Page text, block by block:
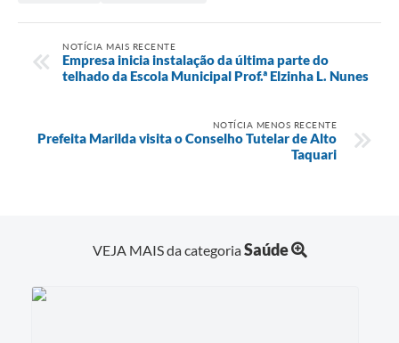
NOTÍCIA MAIS RECENTE
Empresa inicia instalação da última parte do
telhado da Escola Municipal Prof.ª Elzinha L. Nunes
NOTÍCIA MENOS RECENTE
Prefeita Marilda visita o Conselho Tutelar de Alto
Taquari
VEJA MAIS da categoriaSaúde